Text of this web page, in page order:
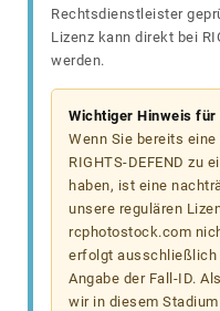
Rechtsdienstleister
Lizenz kann direkt bei
werden.
Wichtiger Hinweis
Wenn Sie bereits
RIGHTS-DEFEND zu
haben, ist eine
unsere regulären
rcphotostock.com
erfolgt ausschließlich
Angabe der Fall-ID.
wir in diesem